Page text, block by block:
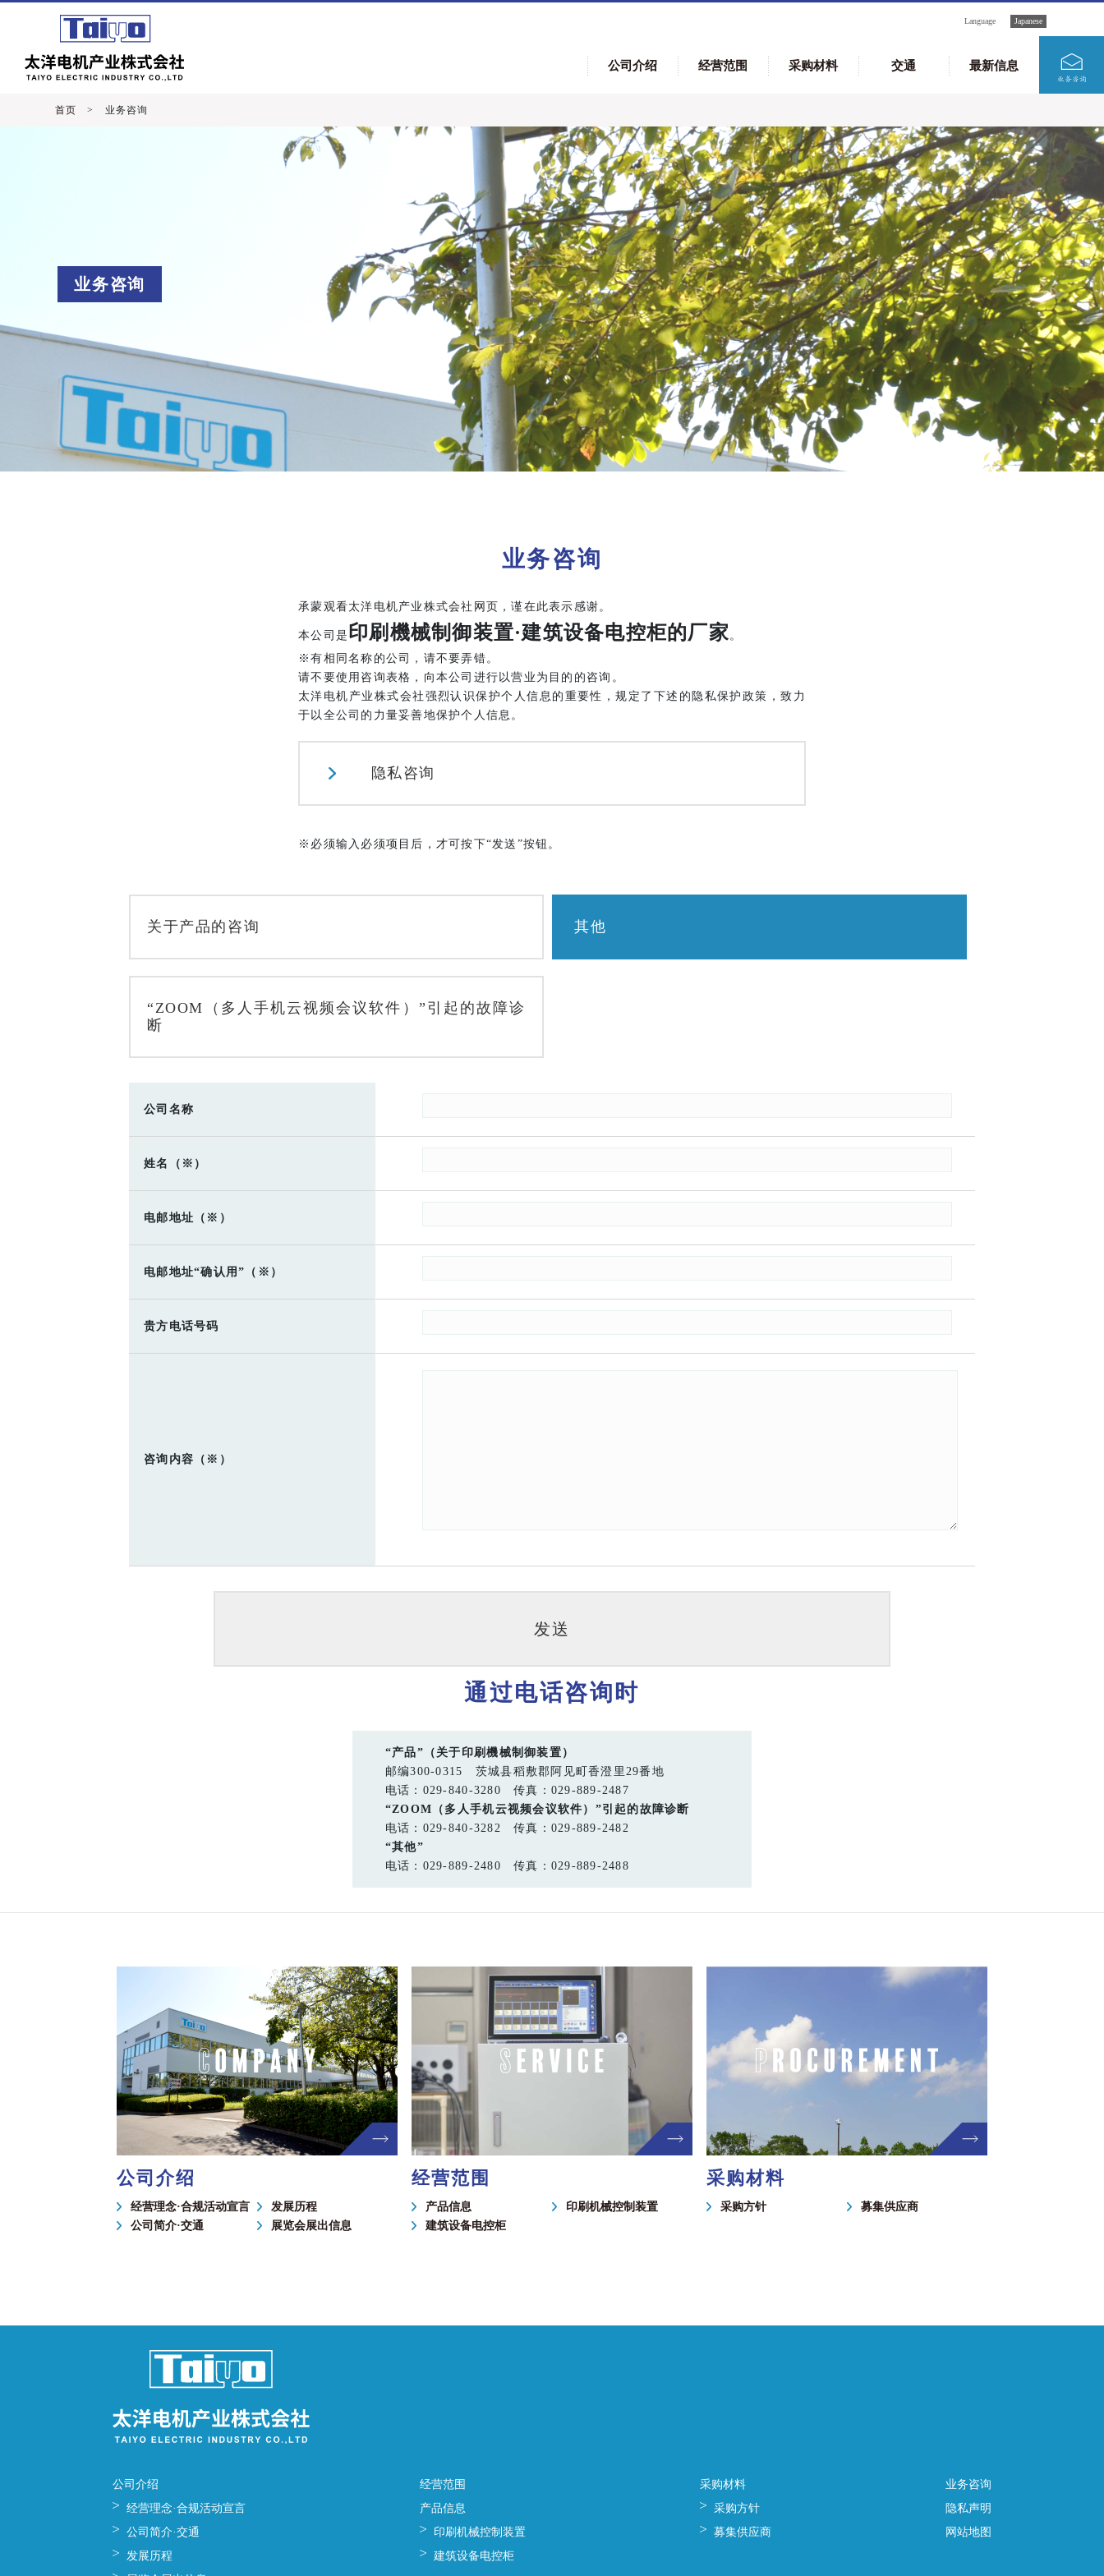
Language Japanese
公司介绍 经营范围 采购材料 交通 最新信息
首页 > 业务咨询
业务咨询
业务咨询
承蒙观看太洋电机产业株式会社网页，谨在此表示感谢。
本公司是 印刷機械制御装置·建筑设备电控柜的厂家 。
※有相同名称的公司，请不要弄错。
请不要使用咨询表格，向本公司进行以营业为目的的咨询。
太洋电机产业株式会社强烈认识保护个人信息的重要性，规定了下述的隐私保护政策，致力
于以全公司的力量妥善地保护个人信息。
隐私咨询
※必须输入必须项目后，才可按下“发送”按钮。
关于产品的咨询 其他
“ZOOM（多人手机云视频会议软件）”引起的故障诊
断
公司名称
姓名 （※）
电邮地址 （※）
电邮地址“确认用” （※）
贵方电话号码
咨询内容 （※）
通过电话咨询时
“产品”（关于印刷機械制御装置）
邮编300-0315 茨城县稻敷郡阿见町香澄里29番地
电话：029-840-3280 传真：029-889-2487
“ZOOM（多人手机云视频会议软件）”引起的故障诊断
电话：029-840-3282 传真：029-889-2482
“其他”
电话：029-889-2480 传真：029-889-2488
公司介绍
经营理念·合规活动宣言
发展历程
公司简介·交通
展览会展出信息
经营范围
产品信息
印刷机械控制装置
建筑设备电控柜
采购材料
采购方针 募集供应商
公司介绍
经营理念·合规活动宣言
公司简介·交通
发展历程
经营范围
产品信息
印刷机械控制装置
建筑设备电控柜
采购材料
采购方针
募集供应商
业务咨询
隐私声明
网站地图